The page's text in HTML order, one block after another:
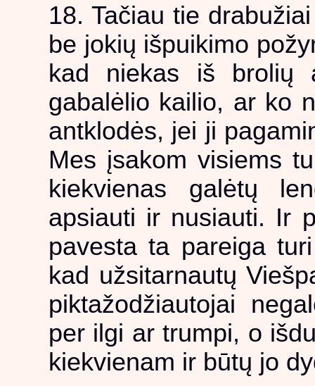
18. Tačiau tie
be jokių išpuikimo
kad niekas iš brolių
gabalėlio kailio, ar ko
antklodės, jei ji
Mes įsakom visiems
kiekvienas galėtų
apsiauti ir nusiauti. Ir
pavesta ta pareiga
kad užsitarnautų
piktažodžiautojai
per ilgi ar trumpi, o
kiekvienam ir būtų jo